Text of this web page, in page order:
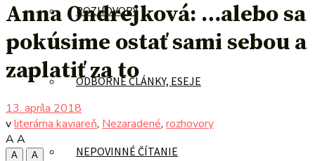
ROZHOVORY
ODBORNÉ ČLÁNKY, ESEJE
NEPOVINNÉ ČÍTANIE
Anna Ondrejková: …alebo sa
pokúsime ostať sami sebou a
zaplatiť za to
13. apríla 2018
vliterárna kaviareň, Nezaradené, rozhovory
A A
A
A